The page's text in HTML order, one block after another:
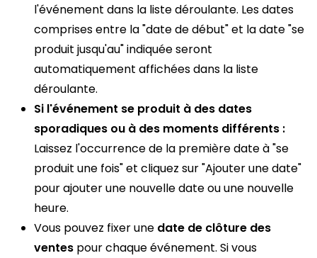
l'événement dans la liste déroulante. Les dates
comprises entre la "date de début" et la date "se
produit jusqu'au" indiquée seront
automatiquement affichées dans la liste
déroulante.
Si l'événement se produit à des dates
sporadiques ou à des moments différents :
Laissez l'occurrence de la première date à "se
produit une fois" et cliquez sur "Ajouter une date"
pour ajouter une nouvelle date ou une nouvelle
heure.
Vous pouvez fixer une date de clôture des
ventes pour chaque événement. Si vous